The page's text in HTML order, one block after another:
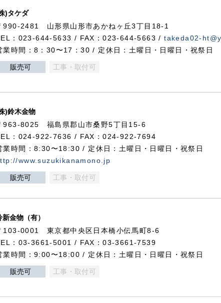
)タケダ
990-2481 山形県山形市あかねヶ丘3丁目18-1
：023-644-5633 / FAX：023-644-5663 /takeda02-
業時間：8：30〜17：30 / 定休日：土曜日・日曜日・祝祭日
販売可 工事・取付可
)鈴木金物
963-8025 福島県郡山市桑野5丁目15-6
：024-922-7636 / FAX：024-922-7694
業時間：8:30〜18:30 / 定休日：土曜日・日曜日・祝祭日
www.suzukikanamono.jp
販売可 工事・取付可
新金物（有）
103-0001 東京都中央区日本橋小伝馬町8-6
：03-3661-5001 / FAX：03-3661-7539
業時間：9:00〜18:00 / 定休日：土曜日・日曜日・祝祭日
販売可 工事・取付可